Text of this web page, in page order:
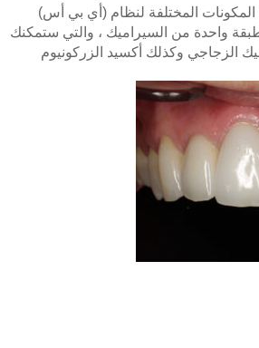
(أي بي أس) إي ماكس سيرام هو العنصر الذي يربط بين المكونات المختلفة لنظام
واحدة من السيراميك ، والتي ستمكنك
الزجاجي وكذلك أكسيد الزركونيوم